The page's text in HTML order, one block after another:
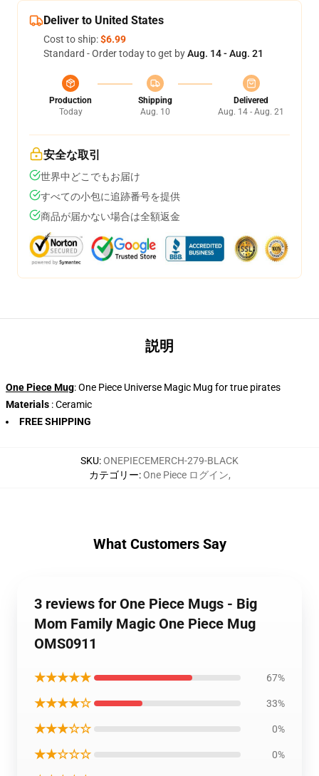
Deliver to United States
Cost to ship:$6.99
Standard - Order today to get byAug. 14 - Aug. 21
Production
Today
Shipping
Aug. 10
Delivered
Aug. 14 - Aug. 21
安全な取引
世界中どこでもお届け
すべての小包に追跡番号を提供
商品が届かない場合は全額返金
説明
One Piece Mug: One Piece Universe Magic Mug for true pirates
Materials : Ceramic
FREE SHIPPING
SKU:ONEPIECEMERCH-279-BLACK
カテゴリー:One Piece ログイン,
What Customers Say
3 reviews for One Piece Mugs - Big
Mom Family Magic One Piece Mug
OMS0911
★★★★★ 67%
★★★★☆ 33%
★★★☆☆ 0%
★★☆☆☆ 0%